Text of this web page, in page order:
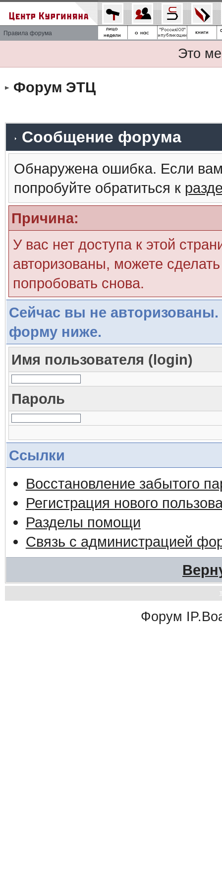
Правила форума
Это
Форум ЭТЦ
Сообщение форума
Обнаружена ошибка. Если
попробуйте обратиться к
Причина:
У вас нет доступа к этой
авторизованы, можете
попробовать снова.
Сейчас вы не авторизованы.
форму ниже.
Имя пользователя (login)
Пароль
Ссылки
Восстановление забытого
Регистрация нового
Разделы помощи
Связь с администрацией
Форум